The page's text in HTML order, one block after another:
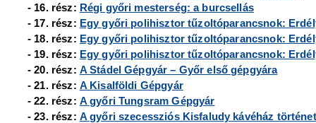
- 16. rész: Régi győri mesterség: a burcsellás
- 17. rész: Egy győri polihisztor tűzoltóparancsnok:
- 18. rész: Egy győri polihisztor tűzoltóparancsnok:
- 19. rész: Egy győri polihisztor tűzoltóparancsnok:
- 20. rész: A Stádel Gépgyár– Győr első gépgyára
- 21. rész: A Kisalföldi Gépgyár
- 22. rész: A győri Tungsram Gépgyár
- 23. rész: A győri szecessziós Kisfaludy kávéház